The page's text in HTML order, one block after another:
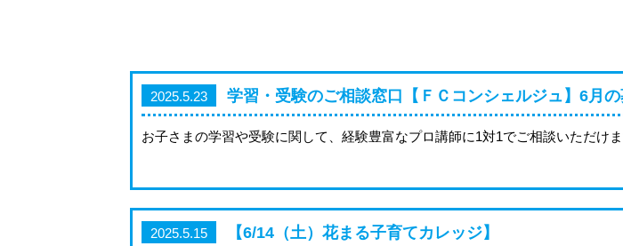
2025.5.23 学習・受験のご相談窓口【ＦＣコンシェルジュ】6月の
お子さまの学習や受験に関して、経験豊富なプロ講師に1対1でご相談いただけま
2025.5.15
【6/14（土）花まる子育てカレッジ】